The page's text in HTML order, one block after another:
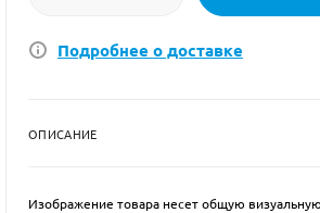
Подробнее о доставке
ОПИСАНИЕ
Изображение товара несет общую